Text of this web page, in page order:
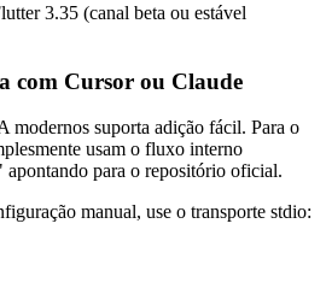
3.35 (canal beta ou estável
com Cursor ou Claude
modernos suporta adição fácil. Para o
usam o fluxo interno
para o repositório oficial.
manual, use o transporte stdio: